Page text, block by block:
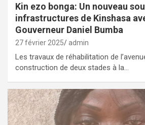
Kin ezo bonga: Un nouveau
infrastructures de Kinshasa
Gouverneur Daniel Bumba
27 février 2025 admin
Les travaux de réhabilitation de
construction de deux stades à la…